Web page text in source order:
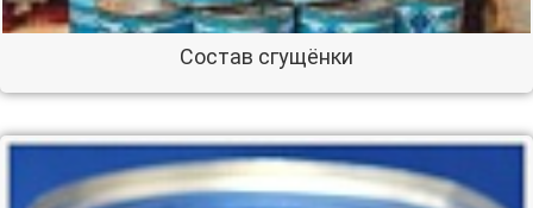
Состав сгущёнки